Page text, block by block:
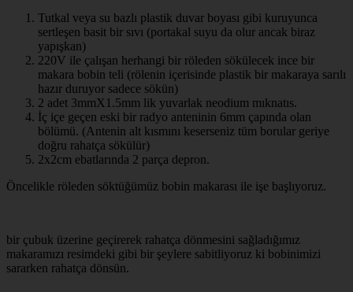
Tutkal veya su bazlı plastik duvar boyası gibi kuruyunca
sertleşen basit bir sıvı (portakal suyu da olur ancak biraz
yapışkan)
220V ile çalışan herhangi bir röleden sökülecek ince bir
makara bobin teli (rölenin içerisinde plastik bir makaraya sarılı
hazır duruyor sadece sökün)
2 adet 3mmX1.5mm lik yuvarlak neodium mıknatıs.
İç içe geçen eski bir radyo anteninin 6mm çapında olan
bölümü. (Antenin alt kısmını keserseniz tüm borular geriye
doğru rahatça sökülür)
2x2cm ebatlarında 2 parça depron.
Öncelikle röleden söktüğümüz bobin makarası ile işe başlıyoruz.
bir çubuk üzerine geçirerek rahatça dönmesini sağladığımız
makaramızı resimdeki gibi bir şeylere sabitliyoruz ki bobinimizi
sararken rahatça dönsün.